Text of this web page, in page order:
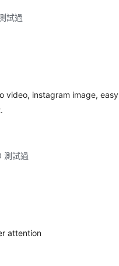
試過
video, instagram image, easy
測試過
attention